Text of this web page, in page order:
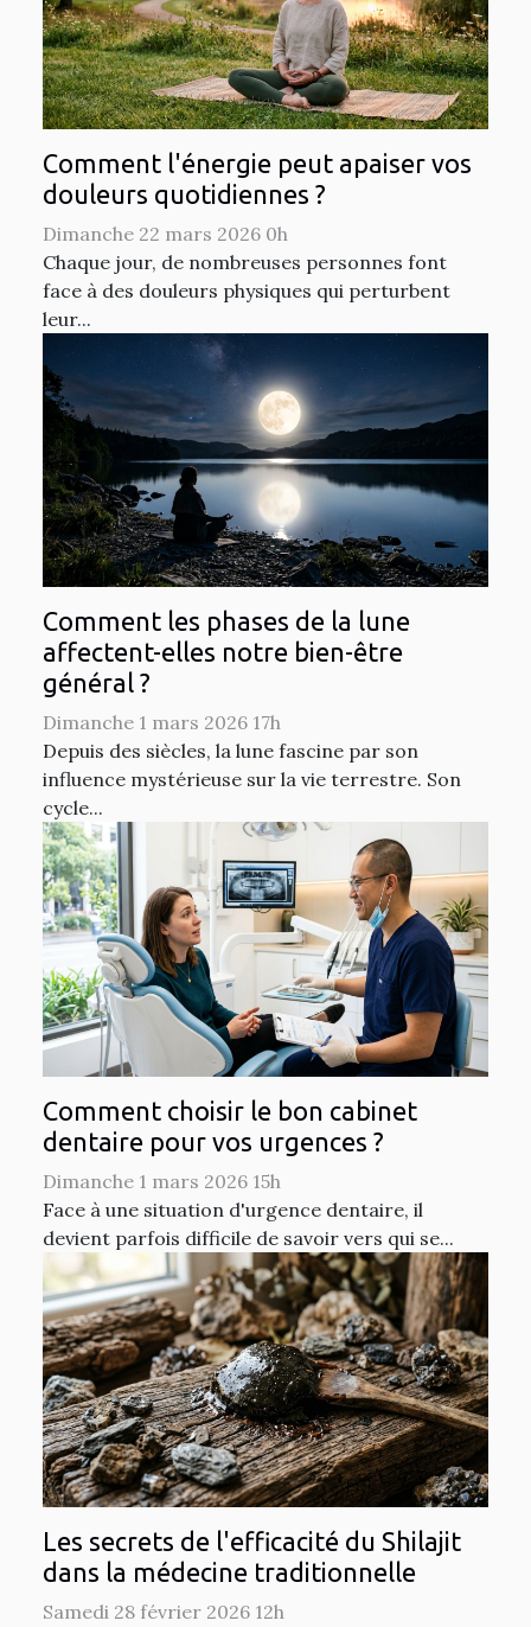
Comment l'énergie peut apaiser vos
douleurs quotidiennes ?
Dimanche 22 mars 2026 0h
Chaque jour, de nombreuses personnes font
face à des douleurs physiques qui perturbent
leur...
Comment les phases de la lune
affectent-elles notre bien-être
général ?
Dimanche 1 mars 2026 17h
Depuis des siècles, la lune fascine par son
influence mystérieuse sur la vie terrestre. Son
cycle...
Comment choisir le bon cabinet
dentaire pour vos urgences ?
Dimanche 1 mars 2026 15h
Face à une situation d'urgence dentaire, il
devient parfois difficile de savoir vers qui se...
Les secrets de l'efficacité du Shilajit
dans la médecine traditionnelle
Samedi 28 février 2026 12h